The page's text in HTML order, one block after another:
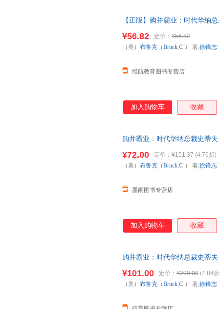
【正版】购并霸业：时代华纳
再下单！
¥56.82 定价： ¥56.82
维航教育图书专营店
（美） 布鲁克 （Bruck,C.） 著,徐锋志
加入购物车 收藏
购并霸业：时代华纳总裁史蒂
杀，欢迎选购！
¥72.00 定价： ¥151.37 (4.76折)
墨雨图书专营店
（美） 布鲁克 （Bruck,C.） 著,徐锋志
加入购物车 收藏
购并霸业：时代华纳总裁史蒂
杀，欢迎选购！
¥101.00 定价： ¥209.00 (4.84
（美） 布鲁克 （Bruck,C.） 著,徐锋志